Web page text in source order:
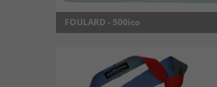
FOULARD - 500ico